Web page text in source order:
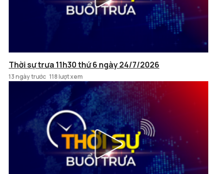
Thời sự trưa 11h30 thứ 6 ngày 24/7/2026
13 ngày trước 118 lượt xem